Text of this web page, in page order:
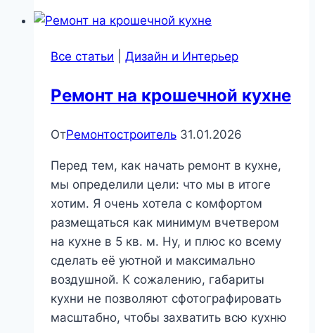
прогреве
Все статьи
Дизайн и Интерьер
Ремонт на крошечной кухне
ОтРемонтостроитель 31.01.2026
Перед тем, как начать ремонт в кухне,
мы определили цели: что мы в итоге
хотим. Я очень хотела с комфортом
размещаться как минимум вчетвером
на кухне в 5 кв. м. Ну, и плюс ко всему
сделать её уютной и максимально
воздушной. К сожалению, габариты
кухни не позволяют сфотографировать
масштабно, чтобы захватить всю кухню